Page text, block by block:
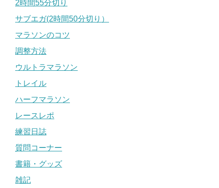
2時間55分切り
サブエガ(2時間50分切り）
マラソンのコツ
調整方法
ウルトラマラソン
トレイル
ハーフマラソン
レースレポ
練習日誌
質問コーナー
書籍・グッズ
雑記